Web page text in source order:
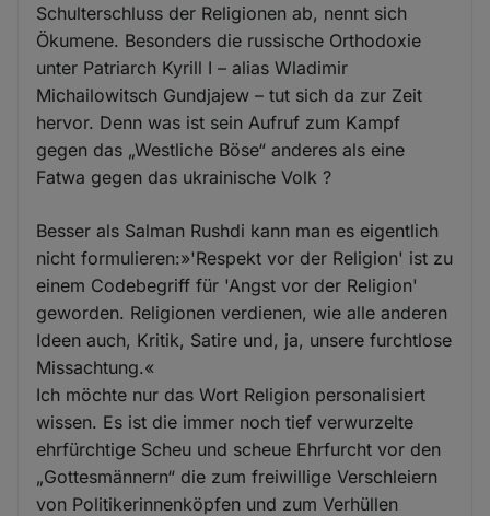
Schulterschluss der Religionen ab, nennt sich
Ökumene. Besonders die russische Orthodoxie
unter Patriarch Kyrill I – alias Wladimir
Michailowitsch Gundjajew – tut sich da zur Zeit
hervor. Denn was ist sein Aufruf zum Kampf
gegen das „Westliche Böse“ anderes als eine
Fatwa gegen das ukrainische Volk ?
Besser als Salman Rushdi kann man es eigentlich
nicht formulieren:»'Respekt vor der Religion' ist zu
einem Codebegriff für 'Angst vor der Religion'
geworden. Religionen verdienen, wie alle anderen
Ideen auch, Kritik, Satire und, ja, unsere furchtlose
Missachtung.«
Ich möchte nur das Wort Religion personalisiert
wissen. Es ist die immer noch tief verwurzelte
ehrfürchtige Scheu und scheue Ehrfurcht vor den
„Gottesmännern“ die zum freiwillige Verschleiern
von Politikerinnenköpfen und zum Verhüllen